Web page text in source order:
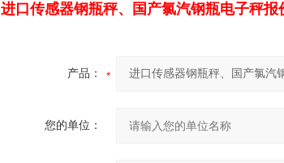
进口传感器钢瓶秤、国产氯汽钢瓶电子秤报
产品：
您的单位：